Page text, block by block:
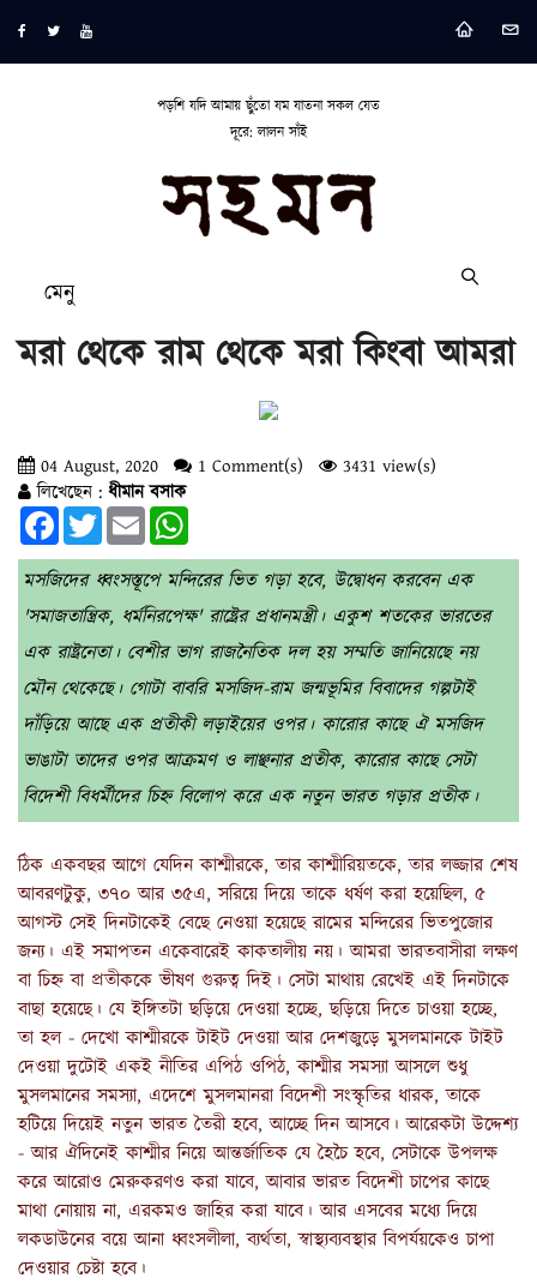
পড়শি যদি আমায় ছুঁতো যম যাতনা সকল যেত
দূরে: লালন সাঁই
মেনু
মরা থেকে রাম থেকে মরা কিংবা আমরা
04 August, 2020 1 Comment(s)
3431 view(s)
লিখেছেন : ধীমান বসাক
FacebookTwitterEmail
মসজিদের ধ্বংসস্তূপে মন্দিরের ভিত গড়া হবে, উদ্বোধন করবেন এক
'সমাজতান্ত্রিক, ধর্মনিরপেক্ষ' রাষ্ট্রের প্রধানমন্ত্রী। একুশ শতকের ভারতের
এক রাষ্ট্রনেতা। বেশীর ভাগ রাজনৈতিক দল হয় সম্মতি জানিয়েছে নয়
মৌন থেকেছে। গোটা বাবরি মসজিদ-রাম জন্মভূমির বিবাদের গল্পটাই
দাঁড়িয়ে আছে এক প্রতীকী লড়াইয়ের ওপর। কারোর কাছে ঐ মসজিদ
ভাঙাটা তাদের ওপর আক্রমণ ও লাঞ্ছনার প্রতীক, কারোর কাছে সেটা
বিদেশী বিধর্মীদের চিহ্ন বিলোপ করে এক নতুন ভারত গড়ার প্রতীক।
ঠিক একবছর আগে যেদিন কাশ্মীরকে, তার কাশ্মীরিয়তকে, তার লজ্জার শেষ
আবরণটুকু, ৩৭০ আর ৩৫এ, সরিয়ে দিয়ে তাকে ধর্ষণ করা হয়েছিল, ৫
আগস্ট সেই দিনটাকেই বেছে নেওয়া হয়েছে রামের মন্দিরের ভিতপুজোর
জন্য। এই সমাপতন একেবারেই কাকতালীয় নয়। আমরা ভারতবাসীরা লক্ষণ
বা চিহ্ন বা প্রতীককে ভীষণ গুরুত্ব দিই। সেটা মাথায় রেখেই এই দিনটাকে
বাছা হয়েছে। যে ইঙ্গিতটা ছড়িয়ে দেওয়া হচ্ছে, ছড়িয়ে দিতে চাওয়া হচ্ছে,
তা হল - দেখো কাশ্মীরকে টাইট দেওয়া আর দেশজুড়ে মুসলমানকে টাইট
দেওয়া দুটোই একই নীতির এপিঠ ওপিঠ, কাশ্মীর সমস্যা আসলে শুধু
মুসলমানের সমস্যা, এদেশে মুসলমানরা বিদেশী সংস্কৃতির ধারক, তাকে
হটিয়ে দিয়েই নতুন ভারত তৈরী হবে, আচ্ছে দিন আসবে। আরেকটা উদ্দেশ্য
- আর ঐদিনেই কাশ্মীর নিয়ে আন্তর্জাতিক যে হৈচৈ হবে, সেটাকে উপলক্ষ
করে আরোও মেরুকরণও করা যাবে, আবার ভারত বিদেশী চাপের কাছে
মাথা নোয়ায় না, এরকমও জাহির করা যাবে। আর এসবের মধ্যে দিয়ে
লকডাউনের বয়ে আনা ধ্বংসলীলা, ব্যর্থতা, স্বাস্থ্যব্যবস্থার বিপর্যয়কেও চাপা
দেওয়ার চেষ্টা হবে।